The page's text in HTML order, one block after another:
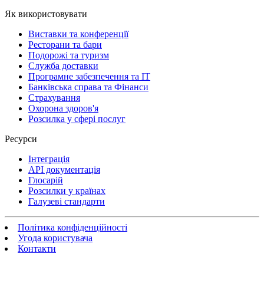
Як використовувати
Виставки та конференції
Ресторани та бари
Подорожі та туризм
Служба доставки
Програмне забезпечення та IT
Банківська справа та Фінанси
Страхування
Охорона здоров'я
Розсилка у сфері послуг
Ресурси
Інтеграція
API документація
Глосарій
Розсилки у країнах
Галузеві стандарти
Політика конфіденційності
Угода користувача
Контакти